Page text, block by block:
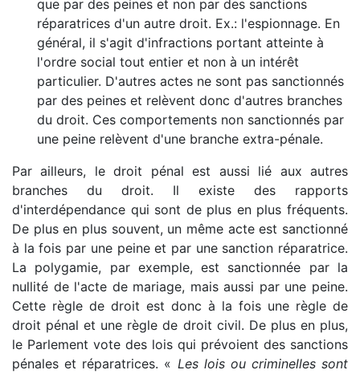
que par des peines et non par des sanctions
réparatrices d'un autre droit. Ex.: l'espionnage. En
général, il s'agit d'infractions portant atteinte à
l'ordre social tout entier et non à un intérêt
particulier. D'autres actes ne sont pas sanctionnés
par des peines et relèvent donc d'autres branches
du droit. Ces comportements non sanctionnés par
une peine relèvent d'une branche extra-pénale.
Par ailleurs, le droit pénal est aussi lié aux autres
branches du droit. Il existe des rapports
d'interdépendance qui sont de plus en plus fréquents.
De plus en plus souvent, un même acte est sanctionné
à la fois par une peine et par une sanction réparatrice.
La polygamie, par exemple, est sanctionnée par la
nullité de l'acte de mariage, mais aussi par une peine.
Cette règle de droit est donc à la fois une règle de
droit pénal et une règle de droit civil. De plus en plus,
le Parlement vote des lois qui prévoient des sanctions
pénales et réparatrices. « Les lois ou criminelles sont